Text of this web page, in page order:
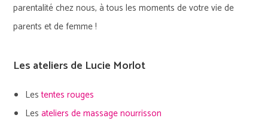
parentalité chez nous, à tous les moments de votre vie de
parents et de femme !
Les ateliers de Lucie Morlot
Lestentes rouges
Lesateliers de massage nourrisson